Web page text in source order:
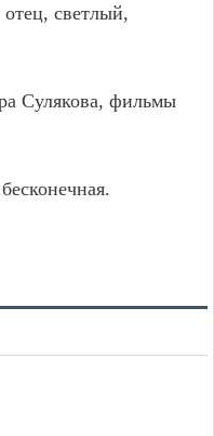
светлый,
Сулякова, фильмы